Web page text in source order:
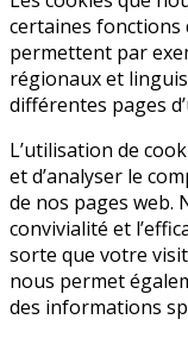
certaines fonctions
permettent par
régionaux et
différentes pages
L’utilisation de
et d’analyser le
de nos pages web.
convivialité et
sorte que votre
nous permet
des informations